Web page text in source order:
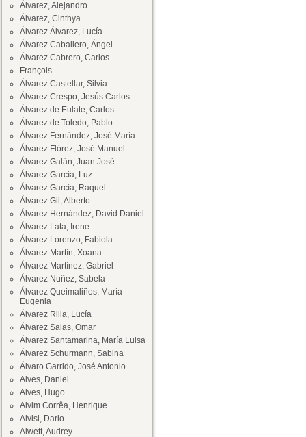
Álvarez, Alejandro
Álvarez, Cinthya
Álvarez Álvarez, Lucía
Álvarez Caballero, Ángel
Álvarez Cabrero, Carlos
François
Álvarez Castellar, Silvia
Álvarez Crespo, Jesús Carlos
Álvarez de Eulate, Carlos
Álvarez de Toledo, Pablo
Álvarez Fernández, José María
Álvarez Flórez, José Manuel
Álvarez Galán, Juan José
Álvarez García, Luz
Álvarez García, Raquel
Álvarez Gil, Alberto
Álvarez Hernández, David Daniel
Álvarez Lata, Irene
Álvarez Lorenzo, Fabiola
Álvarez Martín, Xoana
Álvarez Martínez, Gabriel
Álvarez Nuñez, Sabela
Álvarez Queimaliños, María
Eugenia
Álvarez Rilla, Lucía
Álvarez Salas, Omar
Álvarez Santamarina, María Luisa
Álvarez Schurmann, Sabina
Álvaro Garrido, José Antonio
Alves, Daniel
Alves, Hugo
Alvim Corrêa, Henrique
Alvisi, Dario
Alwett, Audrey